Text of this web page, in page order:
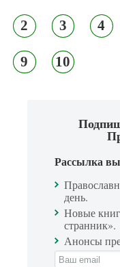
2 3 4
9 10
Рассылка
день.
Новые
странник».
Анонсы